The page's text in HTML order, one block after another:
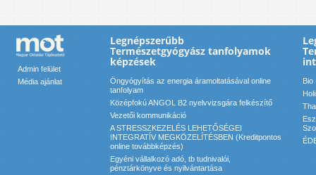
Admin felület
Média ajánlat
Legnépszerűbb
Természetgyógyász tanfolyamok
képzések
Öngyógyítás az energia áramoltatásával online
tanfolyam
Középfokú ANGOL B2 nyelvvizsgára felkészítő
Vezetői kommunikáció
A STRESSZKEZELÉS LEHETŐSÉGEI
INTEGRATÍV MEGKÖZELÍTÉSBEN (Kreditpontos
online továbbképzés)
Egyéni vállalkozó adó, tb tudnivalói,
pénztárkönyve és nyilvántartása